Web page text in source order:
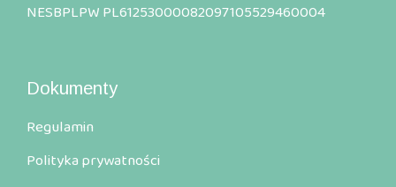
NESBPLPW PL61253000082097105529460004
Dokumenty
Regulamin
Polityka prywatności